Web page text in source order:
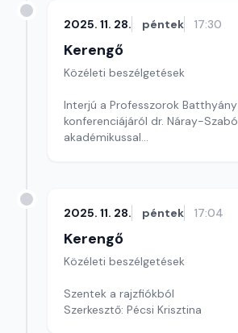
2025. 11. 28. péntek 17:30
Kerengő
Közéleti beszélgetések
Interjú a Professzorok
konferenciájáról dr. Náray-
akadémikussal
2025. 11. 28. péntek 17:04
Kerengő
Közéleti beszélgetések
Szentek a rajzfiókból
Szerkesztő: Pécsi Krisztina